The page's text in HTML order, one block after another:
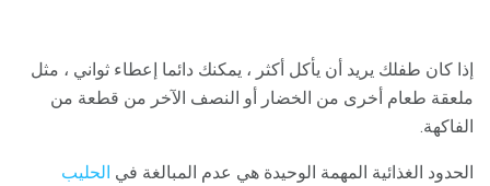
إذا كان طفلك يريد أن يأكل أكثر ، يمكنك دائما إعطاء ثواني ، مثل
ملعقة طعام أخرى من الخضار أو النصف الآخر من قطعة من
الفاكهة.
الحدود الغذائية المهمة الوحيدة هي عدم المبالغة في الحليب